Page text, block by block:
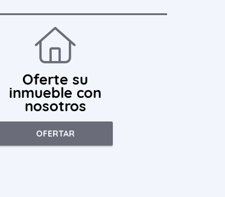
Oferte su
inmueble con
nosotros
OFERTAR